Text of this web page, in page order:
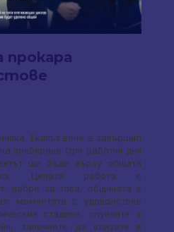
прокара
Екипът вече е завършил
прибиране (три работни дни
ще бъде върху общата
Цялата работа е
добре за това, общината е
момчетата с удоволствие
стадион, плувайте в
започнете да влизате в